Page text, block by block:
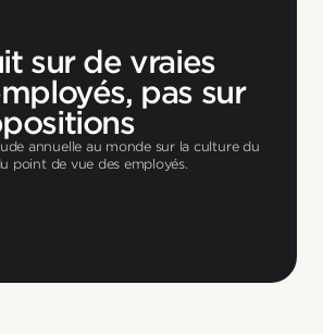
sur de vraies
pas sur
annuelle au monde sur la culture du
point de vue des employés.